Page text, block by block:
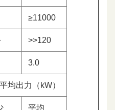
≥11000
>>120
3.0
均出力（kW）
平均